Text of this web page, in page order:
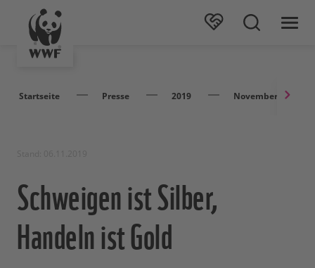
Startseite Presse 2019 November
Schweigen ist Silber,
Handeln ist Gold